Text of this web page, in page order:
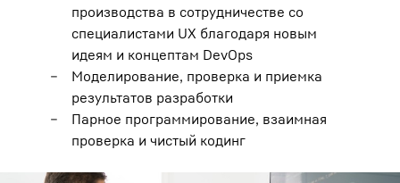
производства в сотрудничестве со
специалистами UX благодаря новым
идеям и концептам DevOps
Моделирование, проверка и приемка
результатов разработки
Парное программирование, взаимная
проверка и чистый кодинг